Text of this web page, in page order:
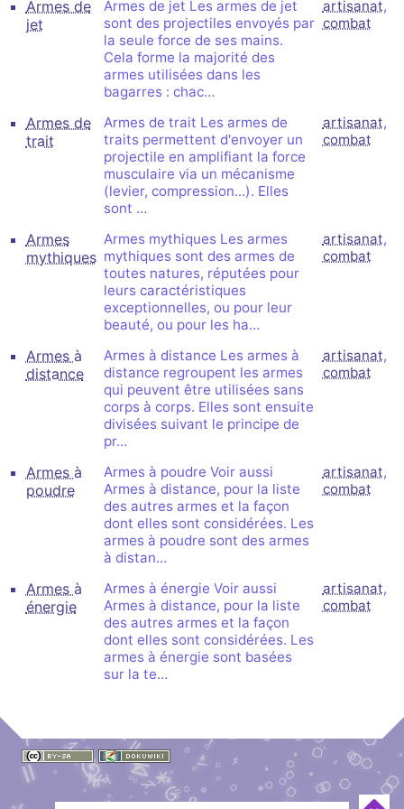
Armes de
jet
Armes de jet Les armes de jet
sont des projectiles envoyés par
la seule force de ses mains.
Cela forme la majorité des
armes utilisées dans les
bagarres : chac…
artisanat,
combat
Armes de
trait
Armes de trait Les armes de
traits permettent d'envoyer un
projectile en amplifiant la force
musculaire via un mécanisme
(levier, compression...). Elles
sont …
artisanat,
combat
Armes
mythiques
Armes mythiques Les armes
mythiques sont des armes de
toutes natures, réputées pour
leurs caractéristiques
exceptionnelles, ou pour leur
beauté, ou pour les ha…
artisanat,
combat
Armes à
distance
Armes à distance Les armes à
distance regroupent les armes
qui peuvent être utilisées sans
corps à corps. Elles sont ensuite
divisées suivant le principe de
pr…
artisanat,
combat
Armes à
poudre
Armes à poudre Voir aussi
Armes à distance, pour la liste
des autres armes et la façon
dont elles sont considérées. Les
armes à poudre sont des armes
à distan…
artisanat,
combat
Armes à
énergie
Armes à énergie Voir aussi
Armes à distance, pour la liste
des autres armes et la façon
dont elles sont considérées. Les
armes à énergie sont basées
sur la te…
artisanat,
combat